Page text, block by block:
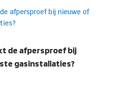
de afpersproef bij
gasinstallaties?